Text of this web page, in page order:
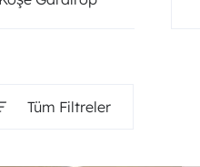
Tüm Filtreler